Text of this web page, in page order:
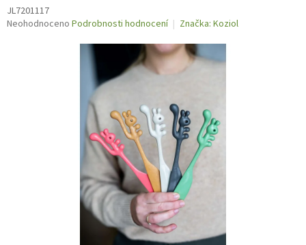
JL7201117
Průměrné
Neohodnoceno Podrobnosti hodnocení Značka: Koziol